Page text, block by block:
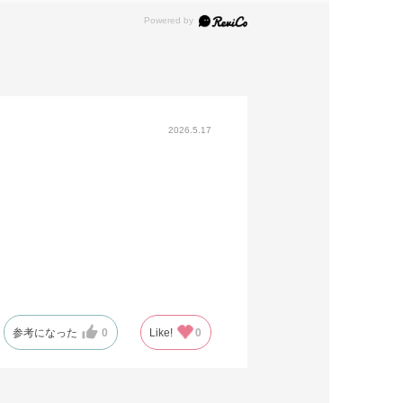
2026.5.17
参考になった 0 Like! 0